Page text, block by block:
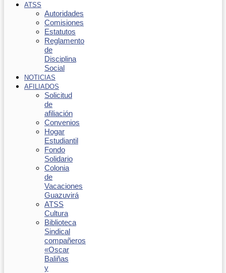
ATSS
Autoridades
Comisiones
Estatutos
Reglamento
de
Disciplina
Social
NOTICIAS
AFILIADOS
Solicitud
de
afiliación
Convenios
Hogar
Estudiantil
Fondo
Solidario
Colonia
de
Vacaciones
Guazuvirá
ATSS
Cultura
Biblioteca
Sindical
compañeros
«Oscar
Baliñas
y